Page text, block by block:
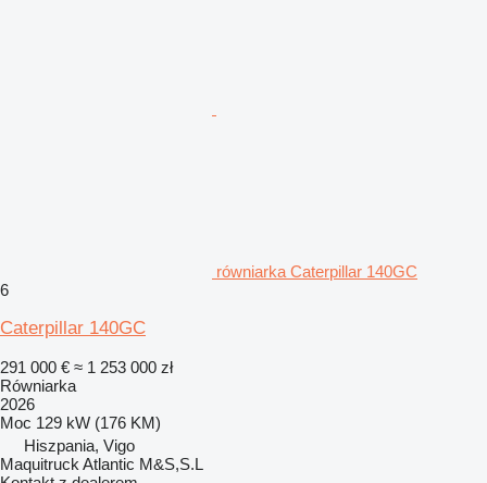
równiarka Caterpillar 140GC
6
Caterpillar 140GC
291 000 € ≈ 1 253 000 zł
Równiarka
2026
Moc 129 kW (176 KM)
Hiszpania, Vigo
Maquitruck Atlantic M&S,S.L